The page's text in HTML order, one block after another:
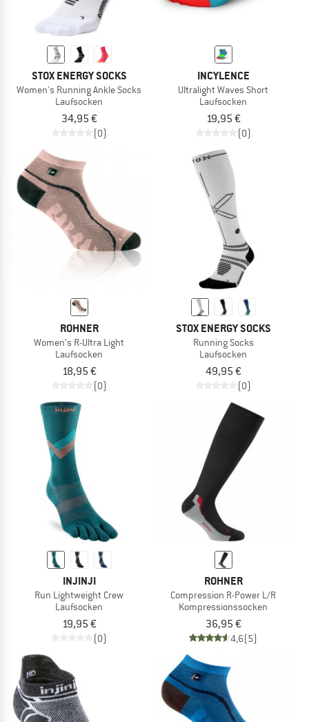
STOX ENERGY SOCKS
Women's Running Ankle Socks
Laufsocken
34,95 €
(0)
INCYLENCE
Ultralight Waves Short
Laufsocken
19,95 €
(0)
ROHNER
Women's R-Ultra Light
Laufsocken
18,95 €
(0)
STOX ENERGY SOCKS
Running Socks
Laufsocken
49,95 €
(0)
INJINJI
Run Lightweight Crew
Laufsocken
19,95 €
(0)
ROHNER
Compression R-Power L/R
Kompressionssocken
36,95 €
4,6(5)